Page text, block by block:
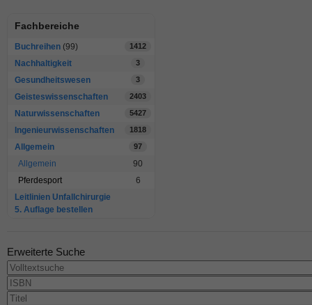
Fachbereiche
Buchreihen (99) 1412
Nachhaltigkeit 3
Gesundheitswesen 3
Geisteswissenschaften 2403
Naturwissenschaften 5427
Ingenieurwissenschaften 1818
Allgemein 97
Allgemein
90
Pferdesport
6
Leitlinien Unfallchirurgie
5. Auflage bestellen
Erweiterte Suche